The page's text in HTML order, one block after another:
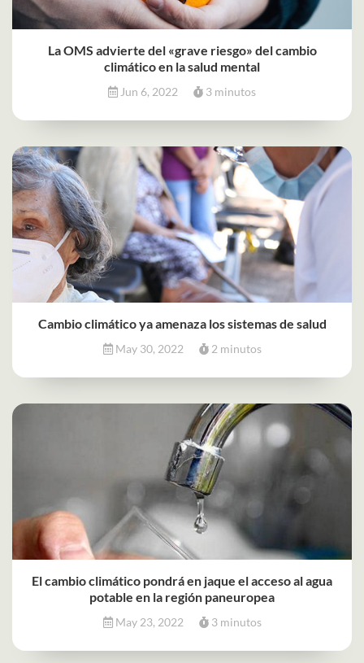
La OMS advierte del «grave riesgo» del cambio
climático en la salud mental
Jun 6, 2022 3 minutos
Cambio climático ya amenaza los sistemas de salud
May 30, 2022 2 minutos
El cambio climático pondrá en jaque el acceso al agua
potable en la región paneuropea
May 23, 2022 3 minutos